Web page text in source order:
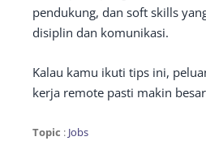
pendukung, dan soft skills
disiplin dan komunikasi.
Kalau kamu ikuti tips ini,
kerja remote pasti makin
Topic : Jobs